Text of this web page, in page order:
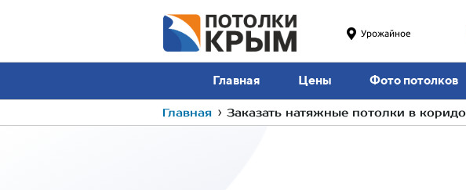
Урожайное
Главная Цены Фото потолков
Главная › Заказать натяжные потолки в